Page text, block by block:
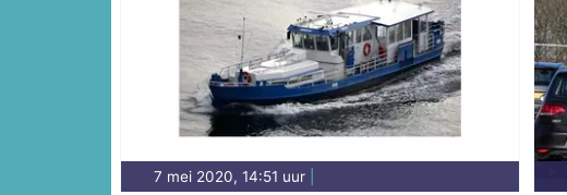
7 mei 2020, 14:51 uur